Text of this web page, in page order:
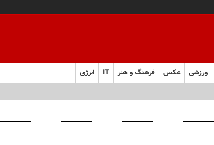
ورزشی عکس فرهنگ و هنر IT انرژی